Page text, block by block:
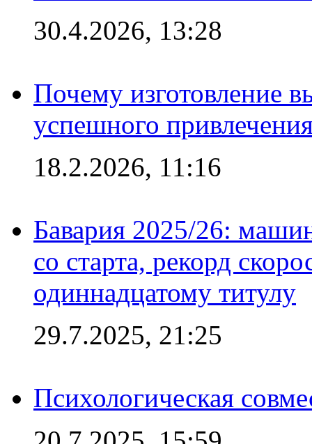
30.4.2026, 13:28
Почему изготовление
успешного
18.2.2026, 11:16
Бавария 2025/26:
со старта, рекорд
одиннадцатому титулу
29.7.2025, 21:25
Психологическая